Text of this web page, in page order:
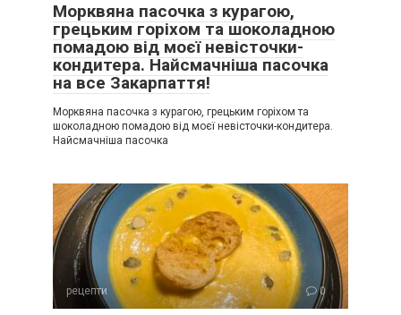
Морквяна пасочка з курагою,
грецьким горіхом та шоколадною
помадою від моєї невісточки-
кондитера. Найсмачніша пасочка
на все Закарпаття!
Морквяна пасочка з курагою, грецьким горіхом та
шоколадною помадою від моєї невісточки-кондитера.
Найсмачніша пасочка
рецепти 0